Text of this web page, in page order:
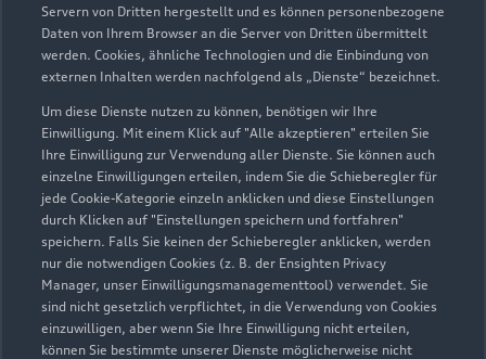
Servern von Dritten hergestellt und es können personenbezogene
Daten von Ihrem Browser an die Server von Dritten übermittelt
werden. Cookies, ähnliche Technologien und die Einbindung von
externen Inhalten werden nachfolgend als „Dienste“ bezeichnet.
Um diese Dienste nutzen zu können, benötigen wir Ihre
Einwilligung. Mit einem Klick auf "Alle akzeptieren" erteilen Sie
Ihre Einwilligung zur Verwendung aller Dienste. Sie können auch
einzelne Einwilligungen erteilen, indem Sie die Schieberegler für
jede Cookie-Kategorie einzeln anklicken und diese Einstellungen
durch Klicken auf "Einstellungen speichern und fortfahren"
speichern. Falls Sie keinen der Schieberegler anklicken, werden
nur die notwendigen Cookies (z. B. der Ensighten Privacy
Manager, unser Einwilligungsmanagementtool) verwendet. Sie
sind nicht gesetzlich verpflichtet, in die Verwendung von Cookies
einzuwilligen, aber wenn Sie Ihre Einwilligung nicht erteilen,
können Sie bestimmte unserer Dienste möglicherweise nicht
Zur Inspektion
Zurück nach oben
Modelle
Alle Modelle
Modelle vergleichen
Elektromodelle
Kaufen & leasen
Neuwagensuche
Service & Zubehör